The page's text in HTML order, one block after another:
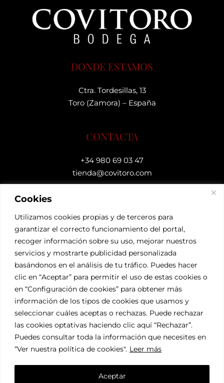
Cookies
Utilizamos cookies propias y de terceros para
garantizar el correcto funcionamiento del portal,
recoger información sobre su uso, mejorar nuestros
servicios y mostrarte publicidad personalizada
basándonos en el análisis de tu tráfico. Puedes hacer
clic en “Aceptar” para permitir el uso de estas cookies o
en “Configuración de cookies” para obtener más
información de los tipos de cookies que usamos y
seleccionar cuáles aceptas o rechazas. Puede rechazar
las cookies optativas haciendo clic aquí “Rechazar”.
Puedes consultar toda la información que necesites en
“Ver nuestra política de cookies". Leer más
Aceptar
DONDE ESTAMOS
Ctra. Tordesillas, 13
Toro (Zamora) – España
CONTACTA
+34 980 69 03 47
tienda@covitoro.com
Accede a nuestros
Certificados
SÍGUENOS
© COVITORO
Información Legal